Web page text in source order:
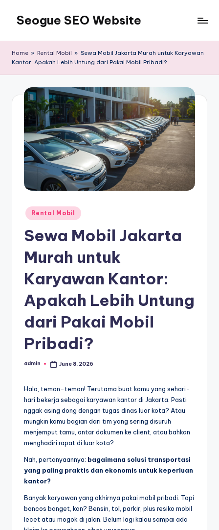
content
Seogue SEO Website
Master
Pakar
SEO
Indonesia
Murah
Terbaik
Bergaransi
Home » Rental Mobil » Sewa Mobil Jakarta Murah untuk Karyawan
Kantor: Apakah Lebih Untung dari Pakai Mobil Pribadi?
Posted
in
Rental Mobil
Sewa Mobil Jakarta
Murah untuk
Karyawan Kantor:
Apakah Lebih Untung
dari Pakai Mobil
Pribadi?
Posted
admin June 8, 2026
Halo, teman-teman! Terutama buat kamu yang sehari-
hari bekerja sebagai karyawan kantor di Jakarta. Pasti
nggak asing dong dengan tugas dinas luar kota? Atau
mungkin kamu bagian dari tim yang sering disuruh
menjemput tamu, antar dokumen ke client, atau bahkan
menghadiri rapat di luar kota?
Nah, pertanyaannya: bagaimana solusi transportasi
yang paling praktis dan ekonomis untuk keperluan
kantor?
Banyak karyawan yang akhirnya pakai mobil pribadi. Tapi
boncos banget, kan? Bensin, tol, parkir, plus resiko mobil
lecet atau mogok di jalan. Belum lagi kalau sampai ada